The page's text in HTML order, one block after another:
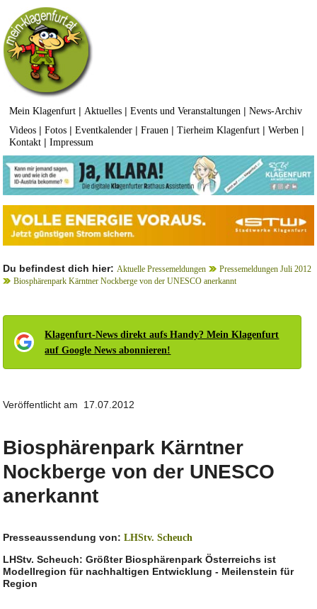
Mein Klagenfurt | Aktuelles |Events und Veranstaltungen |News-Archiv
Videos |Fotos |Eventkalender |Frauen |Tierheim Klagenfurt |Werben |
Kontakt |Impressum
Du befindest dich hier: Aktuelle Pressemeldungen
Pressemeldungen Juli 2012
Biosphärenpark Kärntner Nockberge von der UNESCO anerkannt
Klagenfurt-News direkt aufs Handy? Mein Klagenfurt
auf Google News abonnieren!
Veröffentlicht am 17.07.2012
Biosphärenpark Kärntner
Nockberge von der UNESCO
anerkannt
Presseaussendung von:LHStv. Scheuch
LHStv. Scheuch: Größter Biosphärenpark Österreichs ist
Modellregion für nachhaltigen Entwicklung - Meilenstein für
Region